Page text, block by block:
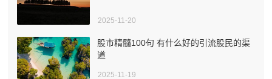
2025-11-20
股市精髓100句 有什么好的引流股民的渠
道
2025-11-19